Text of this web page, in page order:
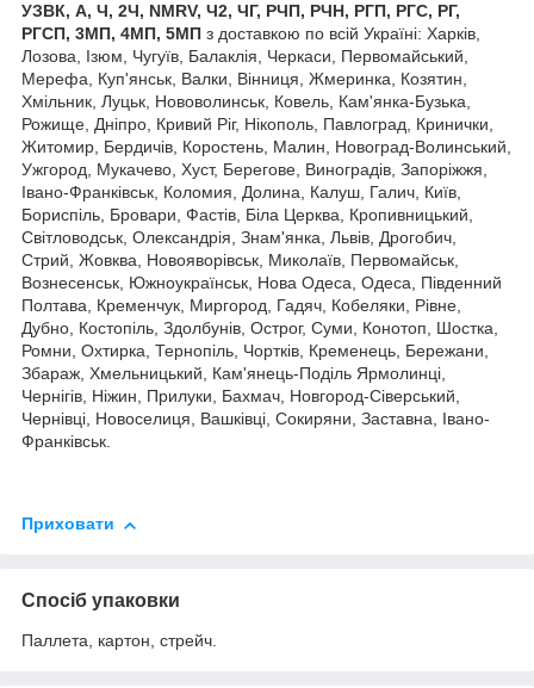
УЗВК, А, Ч, 2Ч, NMRV, Ч2, ЧГ, РЧП, РЧН, РГП, РГС, РГ,
РГСП, 3МП, 4МП, 5МП з доставкою по всій Україні: Харків,
Лозова, Ізюм, Чугуїв, Балаклія, Черкаси, Первомайський,
Мерефа, Куп'янськ, Валки, Вінниця, Жмеринка, Козятин,
Хмільник, Луцьк, Нововолинськ, Ковель, Кам'янка-Бузька,
Рожище, Дніпро, Кривий Ріг, Нікополь, Павлоград, Кринички,
Житомир, Бердичів, Коростень, Малин, Новоград-Волинський,
Ужгород, Мукачево, Хуст, Берегове, Виноградів, Запоріжжя,
Івано-Франківськ, Коломия, Долина, Калуш, Галич, Київ,
Бориспіль, Бровари, Фастів, Біла Церква, Кропивницький,
Світловодськ, Олександрія, Знам'янка, Львів, Дрогобич,
Стрий, Жовква, Новояворівськ, Миколаїв, Первомайськ,
Вознесенськ, Южноукраїнськ, Нова Одеса, Одеса, Південний
Полтава, Кременчук, Миргород, Гадяч, Кобеляки, Рівне,
Дубно, Костопіль, Здолбунів, Острог, Суми, Конотоп, Шостка,
Ромни, Охтирка, Тернопіль, Чортків, Кременець, Бережани,
Збараж, Хмельницький, Кам'янець-Поділь Ярмолинці,
Чернігів, Ніжин, Прилуки, Бахмач, Новгород-Сіверський,
Чернівці, Новоселиця, Вашківці, Сокиряни, Заставна, Івано-
Франківськ.
Приховати
Спосіб упаковки
Паллета, картон, стрейч.